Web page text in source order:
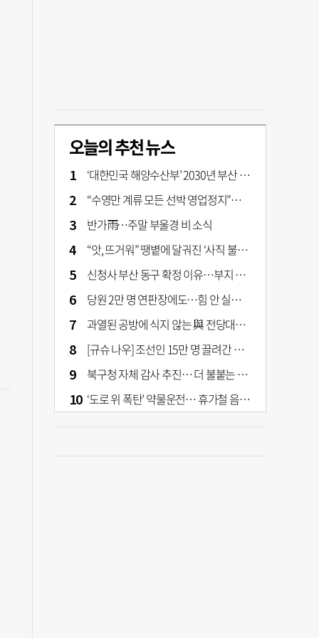
오늘의 추천 뉴스
‘대한민국 해양수산부’ 2030년 부산 북항시대 연다
“수영만 계류 모든 선박 영업정지”… 재개발 속도전
반가雨…주말 부울경 비 소식
“앗, 뜨거워” 땡볕에 달궈진 ‘사직 불가마’ 관중석 무려 70도
신청사 부산 동구 확정 이유…부지 용이성·접근성·집적 가능성이 운명 갈랐다 [해수부 북항 시대]
당원 2만 명 연판장에도…힘 안 실리는 ‘장동혁 사퇴’ 공세
과열된 공방에 식지 않는 與 전당대회… 호남·수도권 집중하는 후보들
[규슈 나우] 조선인 15만 명 끌려간 치쿠호 탄광… 대를 이은 진실 캐기
북구청 자체 감사 추진… 더 불붙는 북구 신청사 갈등
‘도로 위 폭탄’ 약물운전… 휴가철 음주와 병행 단속 [교통안전, 시민이 만든다]